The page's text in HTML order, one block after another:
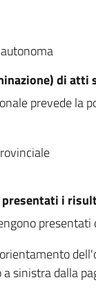
di atti
prevede la
i
sinistra dalla